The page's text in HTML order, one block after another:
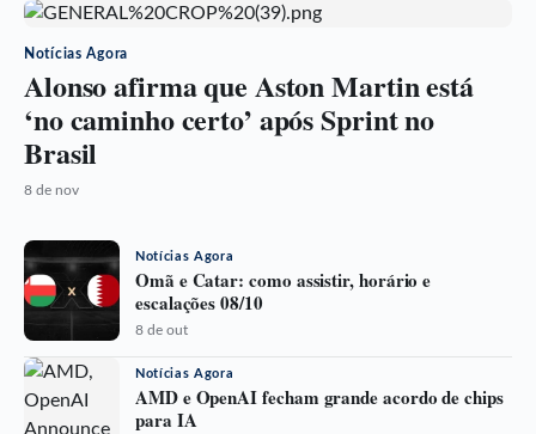
Notícias Agora
Alonso afirma que Aston Martin está
‘no caminho certo’ após Sprint no
Brasil
8 de nov
Notícias Agora
Omã e Catar: como assistir, horário e
escalações 08/10
8 de out
Notícias Agora
AMD e OpenAI fecham grande acordo de chips
para IA